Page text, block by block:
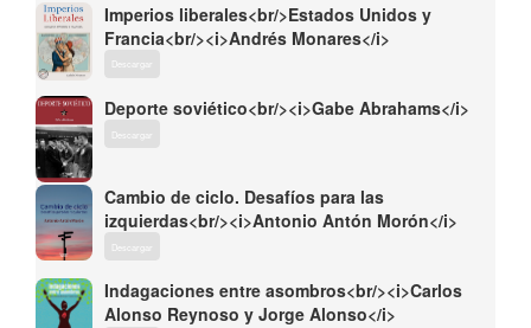
Imperios liberales<br/>Estados Unidos y
Francia<br/><i>Andrés Monares</i>
Descargar
Deporte soviético<br/><i>Gabe Abrahams</i>
Descargar
Cambio de ciclo. Desafíos para las
izquierdas<br/><i>Antonio Antón Morón</i>
Descargar
Indagaciones entre asombros<br/><i>Carlos
Alonso Reynoso y Jorge Alonso</i>